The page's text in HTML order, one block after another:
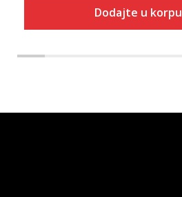
Dodajte u korpu